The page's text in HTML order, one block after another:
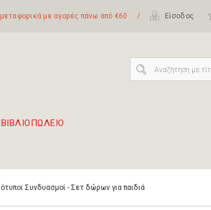
με αγορές πάνω από €60 / Είσοδος
Συνδυασμοί - Σετ δώρων για παιδιά